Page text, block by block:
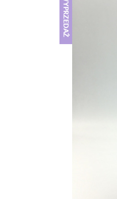
Rozmiar:
Nowości,
promocje: